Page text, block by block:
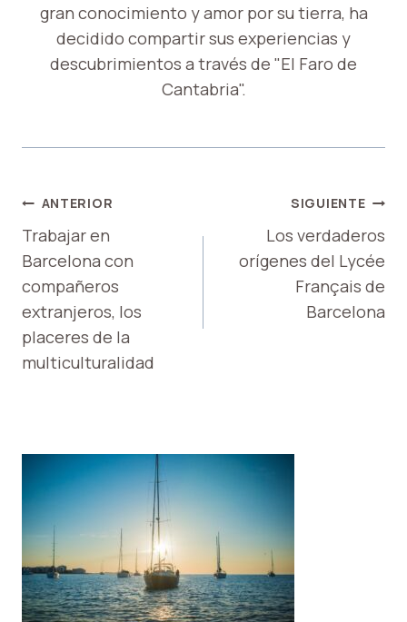
gran conocimiento y amor por su tierra, ha
decidido compartir sus experiencias y
descubrimientos a través de "El Faro de
Cantabria".
NAVEGACIÓN
DE
ENTRADAS
ANTERIOR
Trabajar en
Barcelona con
compañeros
extranjeros, los
placeres de la
multiculturalidad
SIGUIENTE
Los verdaderos
orígenes del Lycée
Français de
Barcelona